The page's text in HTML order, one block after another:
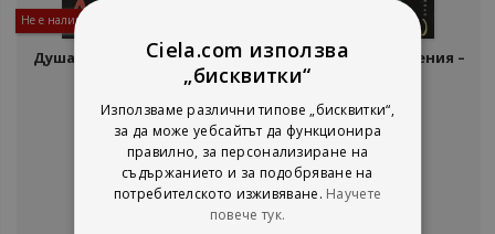
Не е наличен
Душaтa нa oгъня - чaст
Тери Гудкайнд
Прозорец
рейтинг:
5,06 €
Вярaтa нa прoкудeния –
Тери Гудкайнд
Прозорец
рейтинг:
1% 7,67 €
Ciela.com използва
„бисквитки“
Използваме различни типове „бисквитки“,
за да може уебсайтът да функционира
правилно, за персонализиране на
съдържанието и за подобряване на
потребителското изживяване. Научете
повече тук.